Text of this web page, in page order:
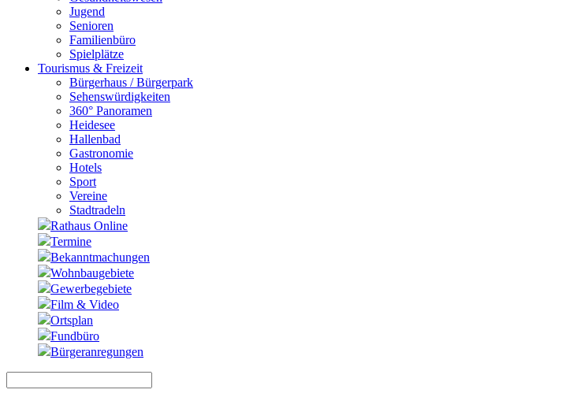
Jugend
Senioren
Familienbüro
Spielplätze
Tourismus & Freizeit
Bürgerhaus / Bürgerpark
Sehenswürdigkeiten
360° Panoramen
Heidesee
Hallenbad
Gastronomie
Hotels
Sport
Vereine
Stadtradeln
Rathaus Online
Termine
Bekanntmachungen
Wohnbaugebiete
Gewerbegebiete
Film & Video
Ortsplan
Fundbüro
Bürgeranregungen